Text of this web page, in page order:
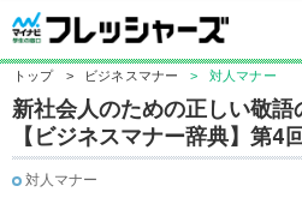
トップ > ビジネスマナー > 対人マナー
新社会人のための正しい敬
【ビジネスマナー辞典】第4回
対人マナー